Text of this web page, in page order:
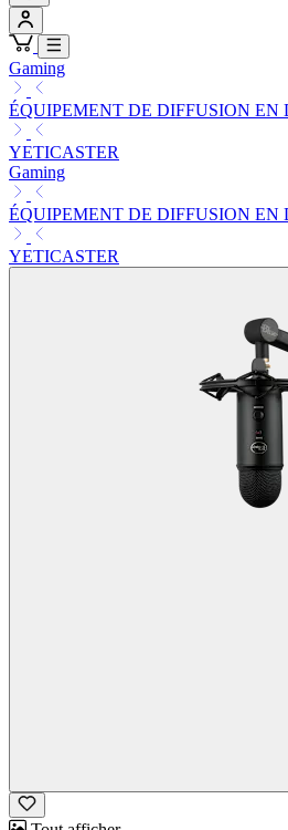
Gaming
ÉQUIPEMENT DE DIFFUSION EN
YETICASTER
Gaming
ÉQUIPEMENT DE DIFFUSION EN
YETICASTER